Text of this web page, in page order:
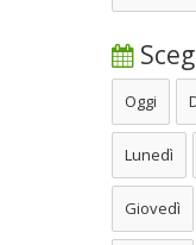
Oggi
Lunedì
Giovedì